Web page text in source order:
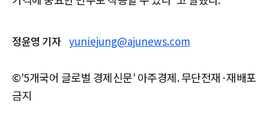
정윤영 기자 yuniejung@ajunews.com
©'5개국어 글로벌 경제신문' 아주경제. 무단전재·재배포
금지